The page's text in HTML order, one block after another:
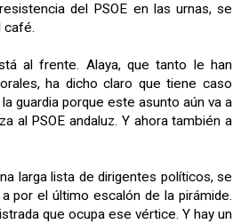
del PSOE en las urnas, se
café.
al frente. Alaya, que tanto le han
ha dicho claro que tiene caso
guardia porque este asunto aún va a
al PSOE andaluz. Y ahora también a
larga lista de dirigentes políticos, se
por el último escalón de la pirámide.
que ocupa ese vértice. Y hay un